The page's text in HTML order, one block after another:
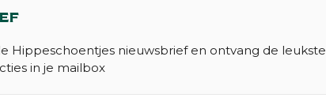
Hippeschoentjes nieuwsbrief en ontvang de leukste
in je mailbox